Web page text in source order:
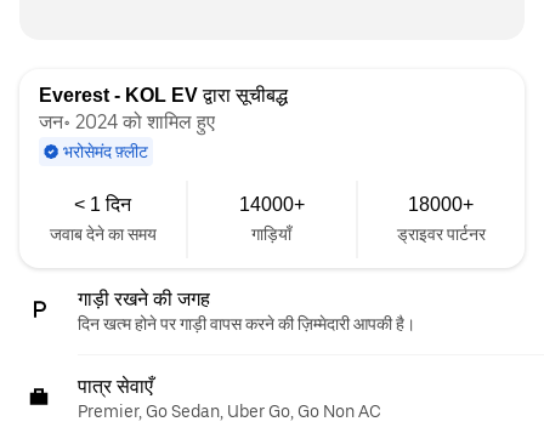
Everest - KOL EVद्वारा सूचीबद्ध
जन॰ 2024 को शामिल हुए
भरोसेमंद फ़्लीट
< 1 दिन
जवाब देने का समय
14000+
गाड़ियाँ
18000+
ड्राइवर पार्टनर
गाड़ी रखने की जगह
दिन खत्म होने पर गाड़ी वापस करने की ज़िम्मेदारी आपकी है।
पात्र सेवाएँ
Premier, Go Sedan, Uber Go, Go Non AC